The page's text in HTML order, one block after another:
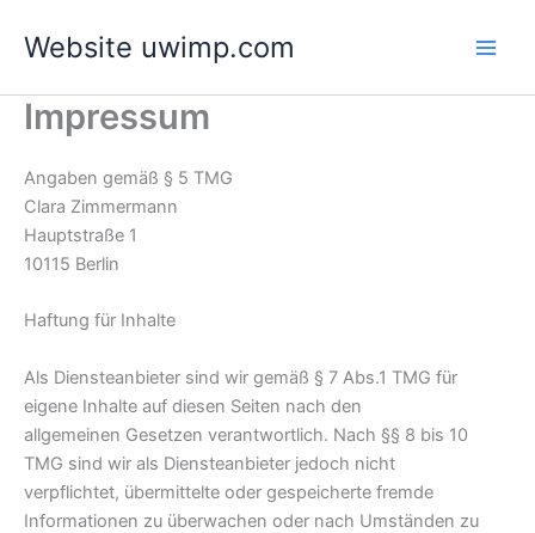
Website uwimp.com
Impressum
Angaben gemäß § 5 TMG
Clara Zimmermann
Hauptstraße 1
10115 Berlin
Haftung für Inhalte
Als Diensteanbieter sind wir gemäß § 7 Abs.1 TMG für
eigene Inhalte auf diesen Seiten nach den
allgemeinen Gesetzen verantwortlich. Nach §§ 8 bis 10
TMG sind wir als Diensteanbieter jedoch nicht
verpflichtet, übermittelte oder gespeicherte fremde
Informationen zu überwachen oder nach Umständen zu